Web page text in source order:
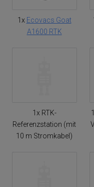
1x Ecovacs Goat
A1600 RTK
1x RTK-
Referenzstation (mit
10 m Stromkabel)